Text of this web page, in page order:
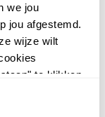
we jou
jou afgestemd.
wijze wilt
te klikken.